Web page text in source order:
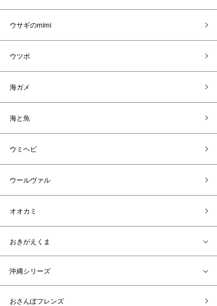
ウサギのmimi
ウツボ
海ガメ
海と魚
ウミヘビ
ウールヴァル
オオカミ
おきがえくま
沖縄シリーズ
おさんぽフレンズ